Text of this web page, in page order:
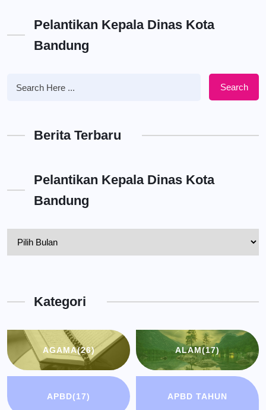
Pelantikan Kepala Dinas Kota
Bandung
Search
Berita Terbaru
Pelantikan Kepala Dinas Kota
Bandung
BandungKategori
AGAMA(26) ALAM(17)
APBD(17)
APBD TAHUN